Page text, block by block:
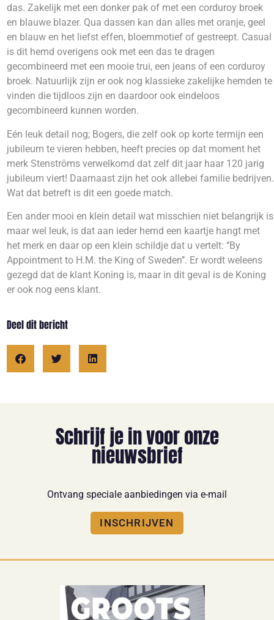
das. Zakelijk met een donker pak of met een corduroy broek
en blauwe blazer. Qua dassen kan dan alles met oranje, geel
en blauw en het liefst effen, bloemmotief of gestreept. Casual
is dit hemd overigens ook met een das te dragen
gecombineerd met een mooie trui, een jeans of een corduroy
broek. Natuurlijk zijn er ook nog klassieke zakelijke hemden te
vinden die tijdloos zijn en daardoor ook eindeloos
gecombineerd kunnen worden.
Eén leuk detail nog; Bogers, die zelf ook op korte termijn een
jubileum te vieren hebben, heeft precies op dat moment het
merk Stenströms verwelkomd dat zelf dit jaar haar 120 jarig
jubileum viert! Daarnaast zijn het ook allebei familie bedrijven.
Wat dat betreft is dit een goede match.
Een ander mooi en klein detail wat misschien niet belangrijk is
maar wel leuk, is dat aan ieder hemd een kaartje hangt met
het merk en daar op een klein schildje dat u vertelt: ‘’By
Appointment to H.M. the King of Sweden’’. Er wordt weleens
gezegd dat de klant Koning is, maar in dit geval is de Koning
er ook nog eens klant.
Deel dit bericht
Schrijf je in voor onze
nieuwsbrief
Ontvang speciale aanbiedingen via e-mail
INSCHRIJVEN